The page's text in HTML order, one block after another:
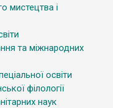
мистецтва і
та міжнародних
освіти
філології
наук